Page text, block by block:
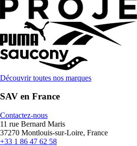
Découvrir toutes nos marques
SAV en France
Contactez-nous
11 rue Bernard Maris
37270 Montlouis-sur-Loire, France
+33 1 86 47 62 58